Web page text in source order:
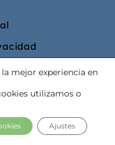
derechos reservados.
mejor experiencia en
utilizamos o
Ajustes